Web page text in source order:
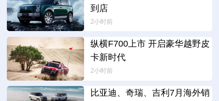
到店
2小时前
纵横F700上市 开启豪华越野皮
卡新时代
2小时前
比亚迪、奇瑞、吉利7月海外销